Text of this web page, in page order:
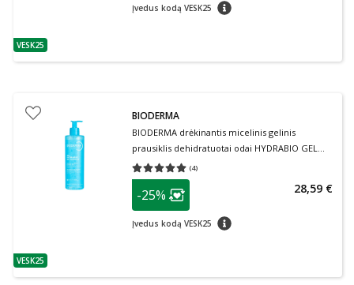
patarimas
VESK25
Įvedus kodą VESK25 patarimas
patarimas
VESK25
BIODERMA
BIODERMA drėkinantis micelinis gelinis
prausiklis dehidratuotai odai HYDRABIO GEL
MOUSSANT, 400 ml
(4)
Vidutinis įvertinimas 5.00
patarimas
Lojalumo klubo narių nuolaida
-25%
Įvedus kodą VESK25 patarimas
28,59 €